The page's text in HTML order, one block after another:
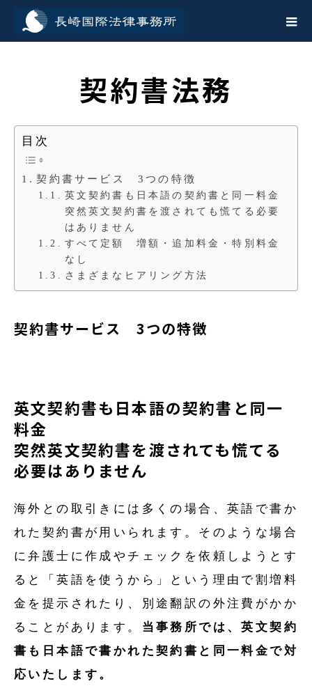
契約書法務
目次
契約書サービス 3つの特徴
英文契約書も日本語の契約書と同一料金
突然英文契約書を渡されても慌てる必要
はありません
すべて定額 増額・追加料金・特別料金
なし
さまざまなヒアリング方法
契約書サービス 3つの特徴
英文契約書も日本語の契約書と同一
料金
突然英文契約書を渡されても慌てる
必要はありません
海外との取引きには多くの場合、英語で書か
れた契約書が用いられます。そのような場合
に弁護士に作成やチェックを依頼しようとす
ると「英語を使うから」という理由で割増料
金を提示されたり、別途翻訳の外注費がかか
ることがあります。 当事務所では、英文契約
書も日本語で書かれた契約書と同一料金で対
応いたします。